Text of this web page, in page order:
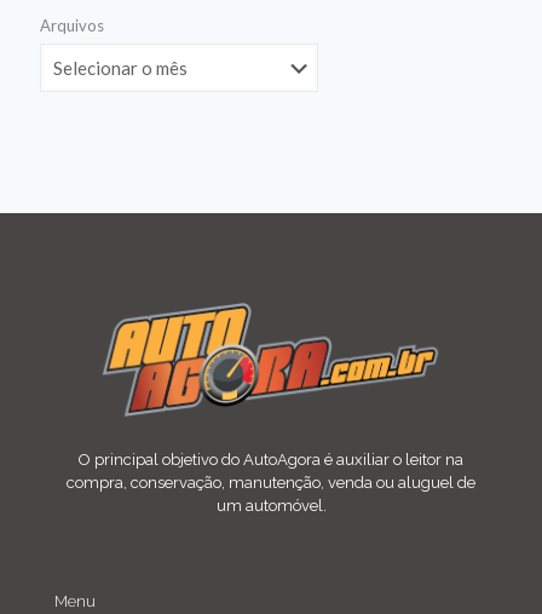
Arquivos
O principal objetivo do AutoAgora é auxiliar o leitor na
compra, conservação, manutenção, venda ou aluguel de
um automóvel.
Menu